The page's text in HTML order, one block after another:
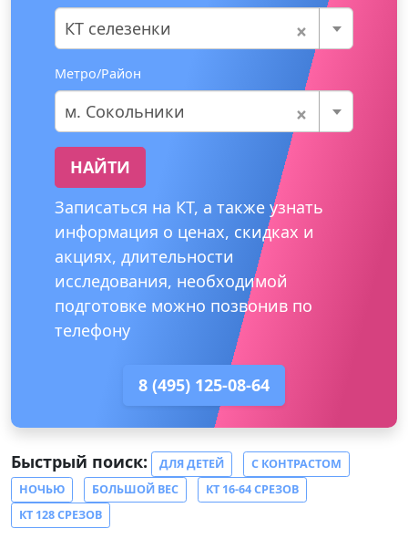
×
КТ селезенки
Метро/Район
×
м. Сокольники
НАЙТИ
Записаться на КТ, а также узнать
информация о ценах, скидках и
акциях, длительности
исследования, необходимой
подготовке можно позвонив по
телефону
8 (495) 125-08-64
Быстрый поиск: ДЛЯ ДЕТЕЙ
С КОНТРАСТОМ
НОЧЬЮ
БОЛЬШОЙ ВЕС
КТ 16-64 СРЕЗОВ
КТ 128 СРЕЗОВ